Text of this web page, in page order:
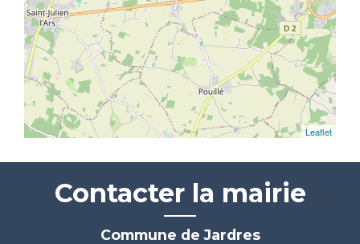
Leaflet
Contacter la mairie
Commune de Jardres